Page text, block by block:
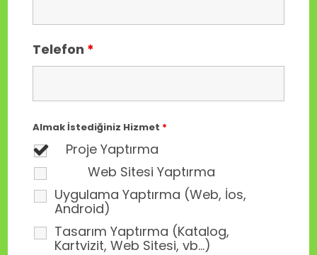
Telefon *
Almak İstediğiniz Hizmet *
Proje Yaptırma
Web Sitesi Yaptırma
Uygulama Yaptırma (Web, İos,
Android)
Tasarım Yaptırma (Katalog,
Kartvizit, Web Sitesi, vb...)